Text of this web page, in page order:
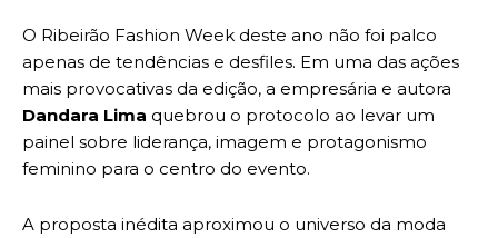
O Ribeirão Fashion Week deste ano não foi palco
apenas de tendências e desfiles. Em uma das ações
mais provocativas da edição, a empresária e autora
Dandara Lima quebrou o protocolo ao levar um
painel sobre liderança, imagem e protagonismo
feminino para o centro do evento.
A proposta inédita aproximou o universo da moda